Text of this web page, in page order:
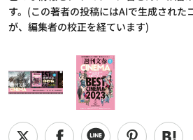
す。(この著者の投稿にはAIで生成された
が、編集者の校正を経ています)